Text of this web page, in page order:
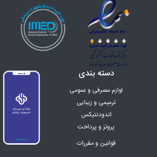
دسته بندی
لوازم مصرفی و عمومی
ترمیمی و زیبایی
اندودنتیکس
پروتز و پرداخت
ارتودنسی
قوانین و مقررات